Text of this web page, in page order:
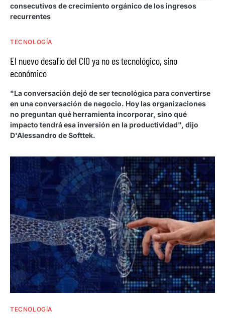
consecutivos de crecimiento orgánico de los ingresos
recurrentes
TECNOLOGÍA
El nuevo desafío del CIO ya no es tecnológico, sino
económico
"La conversación dejó de ser tecnológica para convertirse
en una conversación de negocio. Hoy las organizaciones
no preguntan qué herramienta incorporar, sino qué
impacto tendrá esa inversión en la productividad", dijo
D'Alessandro de Softtek.
TECNOLOGÍA